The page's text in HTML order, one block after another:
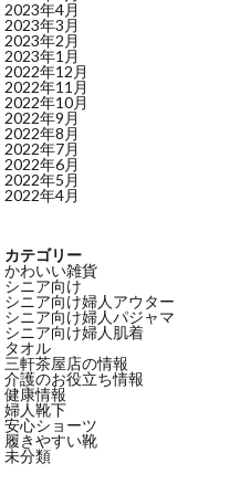
2023年4月
2023年3月
2023年2月
2023年1月
2022年12月
2022年11月
2022年10月
2022年9月
2022年8月
2022年7月
2022年6月
2022年5月
2022年4月
カテゴリー
かわいい雑貨
シニア向け
シニア向け婦人アウター
シニア向け婦人パジャマ
シニア向け婦人肌着
タオル
三軒茶屋店の情報
介護のお役立ち情報
健康情報
婦人靴下
安心ショーツ
履きやすい靴
未分類